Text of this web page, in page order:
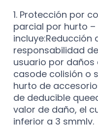
1. Protección por
parcial por hurto –
incluye:Reducción
responsabilidad
usuario por daños
casode colisión o
hurto de
de deducible
valor de daño, el
inferior a 3 smmlv.